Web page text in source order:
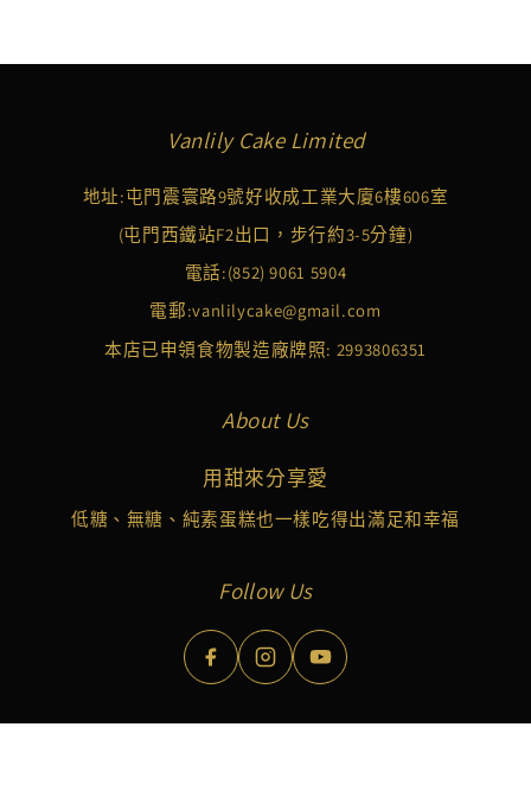
Vanlily Cake Limited
地址:屯門震寰路9號好收成工業大廈6樓606室
(屯門西鐵站F2出口，步行約3-5分鐘)
電話:(852) 9061 5904
電郵:vanlilycake@gmail.com
本店已申領食物製造廠牌照: 2993806351
About Us
用甜來分享愛
低糖、無糖、純素蛋糕也一樣吃得出滿足和幸福
Follow Us